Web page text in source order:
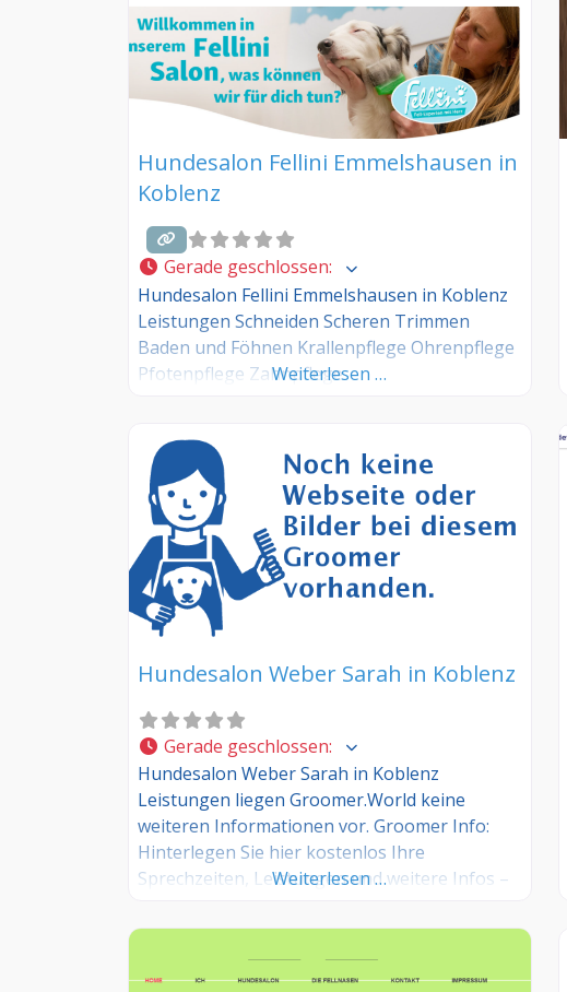
Hundesalon Fellini Emmelshausen in
Koblenz
Gerade geschlossen:
Hundesalon Fellini Emmelshausen in Koblenz
Leistungen Schneiden Scheren Trimmen
Baden und Föhnen Krallenpflege Ohrenpflege
Pfotenpflege Zahnpflege
Weiterlesen …
Hundesalon Weber Sarah in Koblenz
Gerade geschlossen:
Hundesalon Weber Sarah in Koblenz
Leistungen liegen Groomer.World keine
weiteren Informationen vor. Groomer Info:
Hinterlegen Sie hier kostenlos Ihre
Sprechzeiten, Leistungen und weitere Infos –
dieses Hundesalons? Dann teilen Sie Ihre
Erfahrungen über die Kommentarfunktion
unten mit anderen Hundebesitzer/innen!
Weiterlesen …